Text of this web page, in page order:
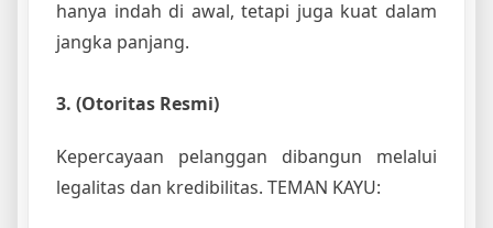
hanya indah di awal, tetapi juga kuat dalam
jangka panjang.
3. (Otoritas Resmi)
Kepercayaan pelanggan dibangun melalui
legalitas dan kredibilitas. TEMAN KAYU: